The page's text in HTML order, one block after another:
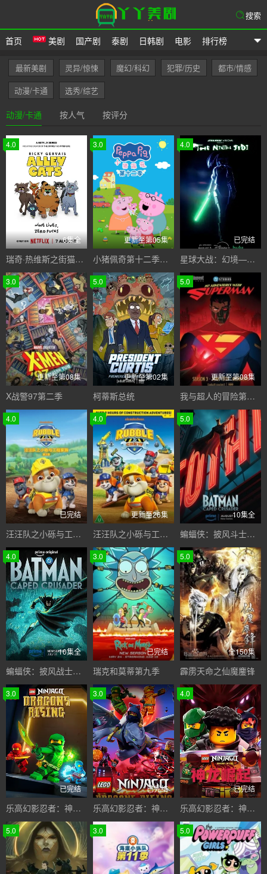
爱美剧网
首页 美剧 国产剧 泰剧 日韩剧 电影 排行榜
搜索
最新美剧 灵异/惊悚 魔幻/科幻 犯罪/历史
都市/情感
动漫/卡通
选秀/综艺
动漫/卡通 按人气 按评分
4.0
6集全
瑞奇·热维斯之街猫一族
3.0
更新至第05集
小猪佩奇第十二季国语
4.0
已完结
星球大战：幻境—第九个绝地武士
3.0
更新至第08集
X战警97第二季
5.0
更新至第02集
柯蒂斯总统
5.0
更新至第08集
我与超人的冒险第三季
4.0
已完结
汪汪队之小砾与工程家族第三季国语
4.0
更新至26集
汪汪队之小砾与工程家族第三季
5.0
10集全
蝙蝠侠：披风斗士第一季
4.0
10集全
蝙蝠侠：披风战士第二季
3.0
已完结
瑞克和莫蒂第九季
5.0
全150集
霹雳天命之仙魔鏖锋
3.0
已完结
乐高幻影忍者：神龙崛起
3.0
已完结
乐高幻影忍者：神龙崛起第二季
4.0
已完结
乐高幻影忍者：神龙崛起第三季
5.0 3.0 5.0